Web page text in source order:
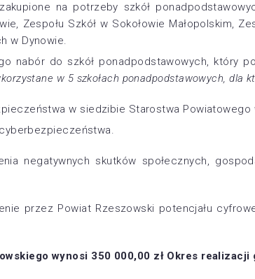
na potrzeby szkół
Zespołu Szkół w Sokołowie Małopolskim,
w Dynowie.
nabór do szkół ponadpodstawowych, który
w 5 szkołach ponadpodstawowych, dla
w siedzibie Starostwa Powiatowego
negatywnych skutków społecznych,
przez Powiat Rzeszowski potencjału
wynosi 350 000,00 zł Okres realizacji